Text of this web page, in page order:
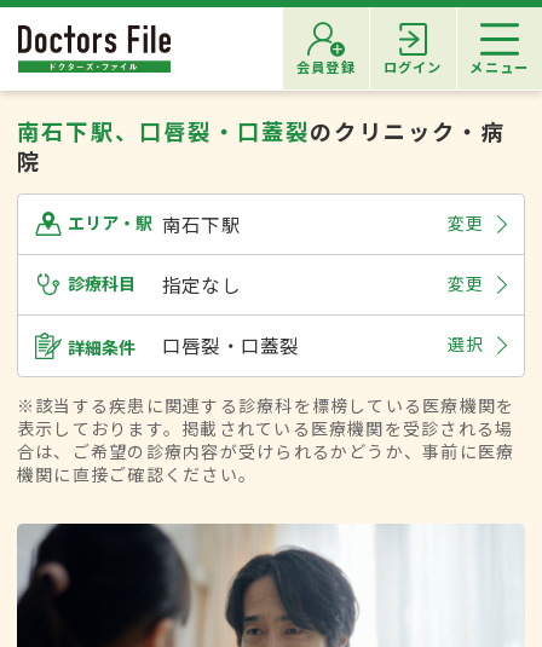
会員登録 ログイン メニュー
南石下駅、口唇裂・口蓋裂のクリニック・病
院
エリア・駅 南石下駅 変更
診療科目 指定なし 変更
詳細条件 口唇裂・口蓋裂 選択
※該当する疾患に関連する診療科を標榜している医療機関を
表示しております。掲載されている医療機関を受診される場
合は、ご希望の診療内容が受けられるかどうか、事前に医療
機関に直接ご確認ください。